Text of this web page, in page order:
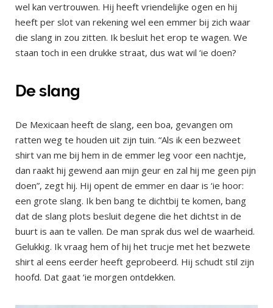
wel kan vertrouwen. Hij heeft vriendelijke ogen en hij
heeft per slot van rekening wel een emmer bij zich waar
die slang in zou zitten. Ik besluit het erop te wagen. We
staan toch in een drukke straat, dus wat wil ‘ie doen?
De slang
De Mexicaan heeft de slang, een boa, gevangen om
ratten weg te houden uit zijn tuin. “Als ik een bezweet
shirt van me bij hem in de emmer leg voor een nachtje,
dan raakt hij gewend aan mijn geur en zal hij me geen pijn
doen”, zegt hij. Hij opent de emmer en daar is ‘ie hoor:
een grote slang. Ik ben bang te dichtbij te komen, bang
dat de slang plots besluit degene die het dichtst in de
buurt is aan te vallen. De man sprak dus wel de waarheid.
Gelukkig. Ik vraag hem of hij het trucje met het bezwete
shirt al eens eerder heeft geprobeerd. Hij schudt stil zijn
hoofd. Dat gaat ‘ie morgen ontdekken.